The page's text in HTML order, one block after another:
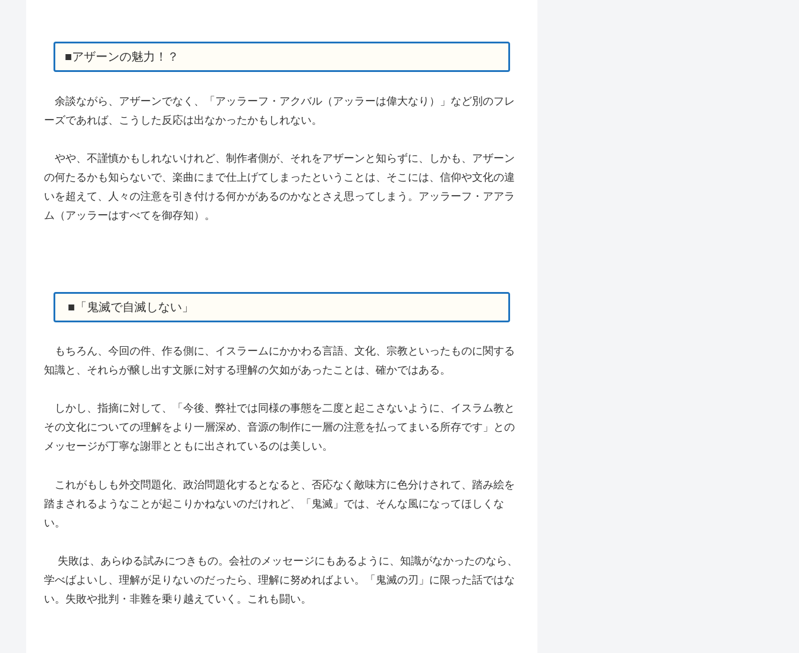
■アザーンの魅力！？
余談ながら、アザーンでなく、「アッラーフ・アクバル（アッラーは偉大なり）」など別のフレ
ーズであれば、こうした反応は出なかったかもしれない。
やや、不謹慎かもしれないけれど、制作者側が、それをアザーンと知らずに、しかも、アザーン
の何たるかも知らないで、楽曲にまで仕上げてしまったということは、そこには、信仰や文化の違
いを超えて、人々の注意を引き付ける何かがあるのかなとさえ思ってしまう。アッラーフ・アアラ
ム（アッラーはすべてを御存知）。
■「鬼滅で自滅しない」
もちろん、今回の件、作る側に、イスラームにかかわる言語、文化、宗教といったものに関する
知識と、それらが醸し出す文脈に対する理解の欠如があったことは、確かではある。
しかし、指摘に対して、「 今後、弊社では同様の事態を二度と起こさないように、イスラム教と
その文化についての理解をより一層深め、音源の制作に一層の注意を払ってまいる所存です」との
メッセージが丁寧な謝罪とともに出されているのは美しい。
これがもしも外交問題化、政治問題化するとなると、否応なく敵味方に色分けされて、踏み絵を
踏まされるようなことが起こりかねないのだけれど、「鬼滅」では、そんな風になってほしくな
い。
失敗は、あらゆる試みにつきもの。会社のメッセージにもあるように、知識がなかったのなら、
学べばよいし、理解が足りないのだったら、理解に努めればよい。「鬼滅の刃」に限った話ではな
い。失敗や批判・非難を乗り越えていく。これも闘い。